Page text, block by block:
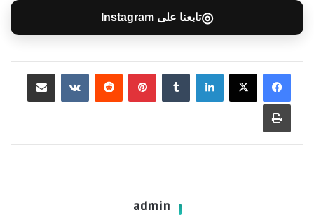
◎تابعنا على Instagram
لينكدإن بينتيريست مشاركة عبر البريد
طباعة
admin